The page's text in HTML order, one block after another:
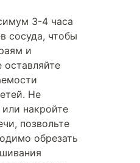
3-4 часа
сосуда, чтобы
и
оставляйте
Не
накройте
позвольте
обрезать